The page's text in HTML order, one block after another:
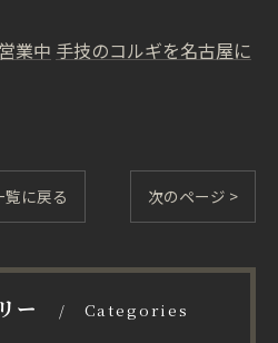
業中 手技のコルギを名古屋に
覧に戻る 次のページ >
ー Categories